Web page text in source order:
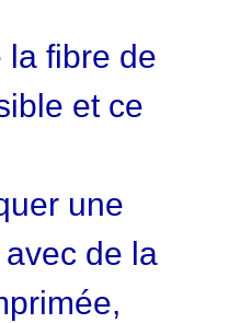
la fibre de
et ce
une
de la